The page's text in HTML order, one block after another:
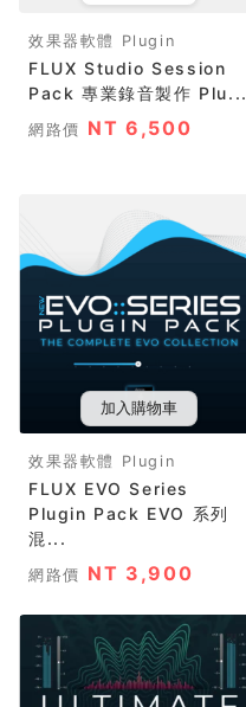
效果器軟體 Plugin
FLUX Studio Session
Pack 專業錄音製作 Plu...
網路價 NT 6,500
加入購物車
效果器軟體 Plugin
FLUX EVO Series
Plugin Pack EVO 系列
混...
網路價 NT 3,900